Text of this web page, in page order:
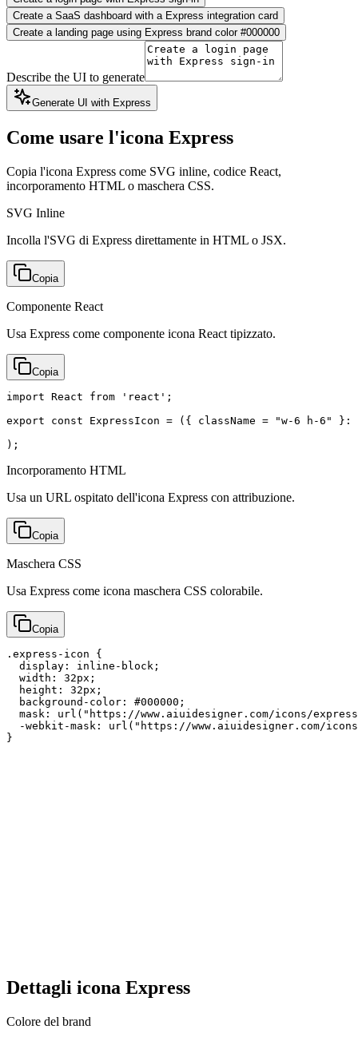
Create a SaaS dashboard with a Express integration card
Create a landing page using Express brand color #000000
Describe the UI to generate
Generate UI with Express
Come usare l'icona Express
Copia l'icona Express come SVG inline, codice React,
incorporamento HTML o maschera CSS.
SVG Inline
Incolla l'SVG di Express direttamente in HTML o JSX.
Copia
Componente React
Usa Express come componente icona React tipizzato.
Copia
import React from 'react';
export const ExpressIcon = ({ className = "w-6 h-6"
);
Incorporamento HTML
Usa un URL ospitato dell'icona Express con attribuzione.
Copia
Maschera CSS
Usa Express come icona maschera CSS colorabile.
Copia
.express-icon {
  display: inline-block;
  width: 32px;
  height: 32px;
  background-color: #000000;
mask: url("https://www.aiuidesigner.com/icons/
-webkit-mask: url("https://www.aiuidesigner.com/
}
Dettagli icona Express
Colore del brand